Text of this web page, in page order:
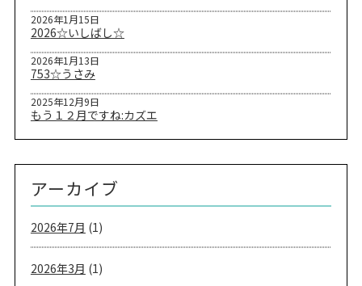
2026☆いしばし☆
2026年1月15日
753☆うさみ
2026年1月13日
もう１２月ですね:カズエ
2025年12月9日
アーカイブ
2026年7月 (1)
2026年3月 (1)